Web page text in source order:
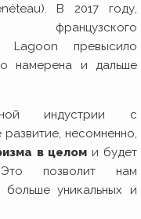
В 2017 году,
французского
Lagoon превысило
намерена и дальше
индустрии с
несомненно,
в целом и будет
Это позволит нам
уникальных и